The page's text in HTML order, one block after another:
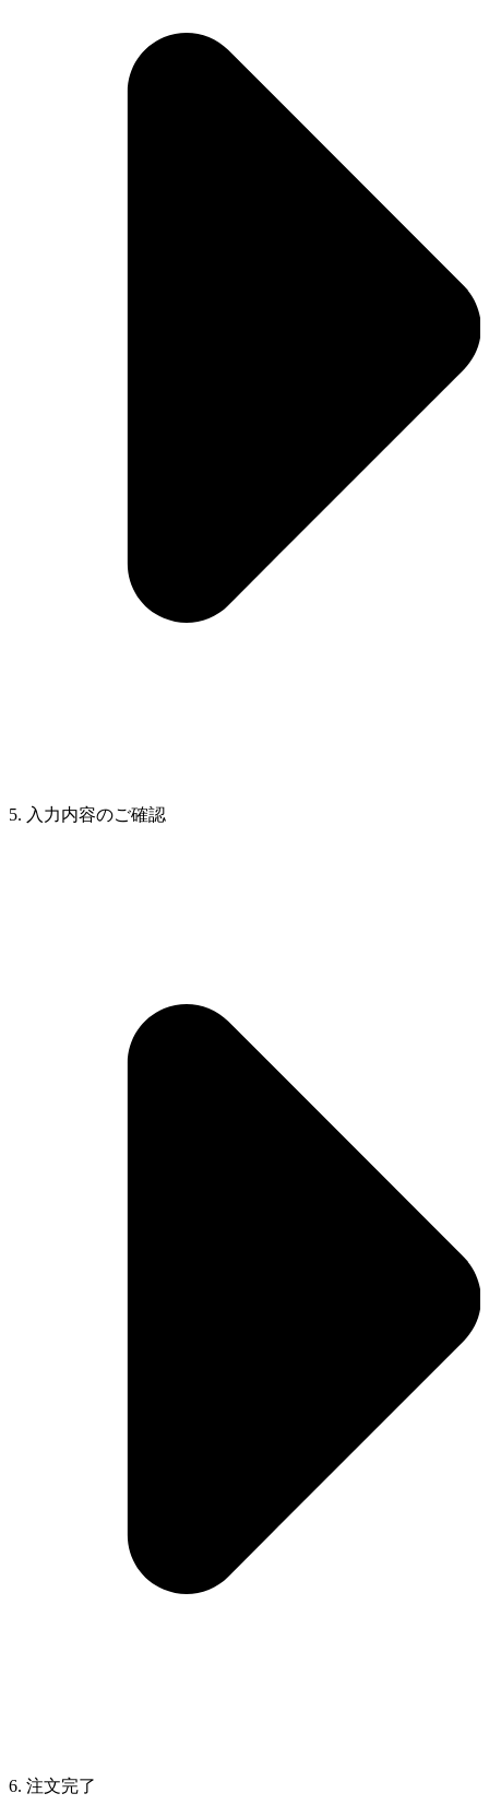
5. 入力内容のご確認
6. 注文完了